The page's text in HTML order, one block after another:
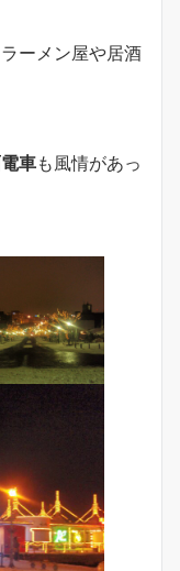
ーメン屋や居酒
車も風情があっ